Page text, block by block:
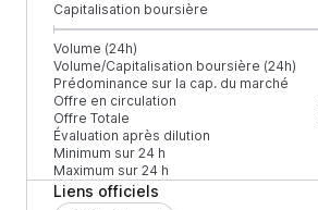
Capitalisation boursière
Volume (24h)
Volume/Capitalisation boursière (24h)
Prédominance sur la cap. du marché
Offre en circulation
Offre Totale
Évaluation après dilution
Minimum sur 24 h
Maximum sur 24 h
Liens officiels